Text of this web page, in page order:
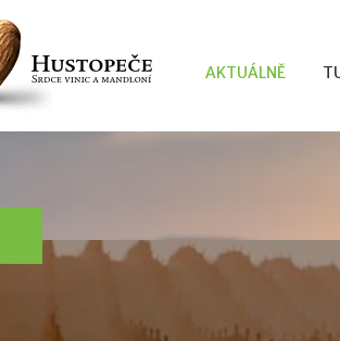
AKTUÁLNĚ